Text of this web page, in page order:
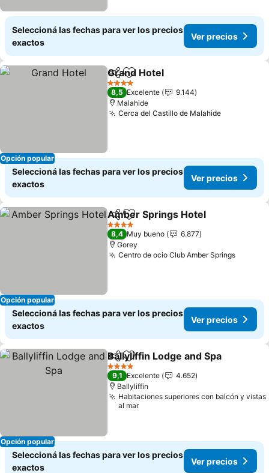
Seleccioná las fechas para ver los precios
exactos
Ver precios
Opción popular
CompartirAñadir a favoritos
Grand Hotel
4 Estrellas
8,5 Excelente
9.144
Malahide
Cerca del Castillo de MalahideVer
Seleccioná las fechas para ver los precios
exactos
Ver precios
Opción popular
CompartirAñadir a favoritos
Amber Springs Hotel
4 Estrellas
8,4 Muy bueno
6.877
Gorey
Centro de ocio Club Amber SpringsVer
Seleccioná las fechas para ver los precios
exactos
Ver precios
Opción popular
CompartirAñadir a favoritos
Ballyliffin Lodge and Spa
4 Estrellas
9,1 Excelente
4.652
Ballyliffin
Habitaciones superiores con balcón y vistas
al mar
Seleccioná las fechas para ver los precios
exactos
Ver precios